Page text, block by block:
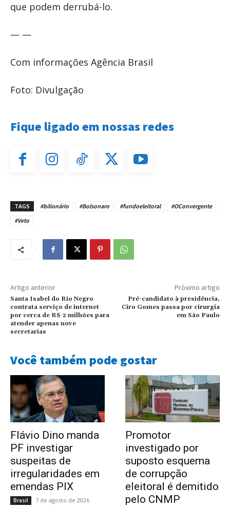
que podem derrubá-lo.
— —
Com informações Agência Brasil
Foto: Divulgação
Fique ligado em nossas redes
TAGS #bilionário #Bolsonaro #fundoeleitoral
#OConvergente
#Veto
Artigo anterior
Santa Isabel do Rio Negro
contrata serviço de internet
por cerca de R$ 2 milhões para
atender apenas nove
secretarias
Próximo artigo
Pré-candidato à presidência,
Ciro Gomes passa por cirurgia
em São Paulo
Você também pode gostar
Flávio Dino manda
PF investigar
suspeitas de
irregularidades em
emendas PIX
Brasil 7 de agosto de 2026
Promotor
investigado por
suposto esquema
de corrupção
eleitoral é demitido
pelo CNMP